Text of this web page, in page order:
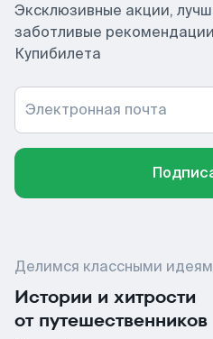
Эксклюзивные акции,
заботливые
Купибилета
Электронная почта
Делимся классными
Истории и хитрости
от путешественников